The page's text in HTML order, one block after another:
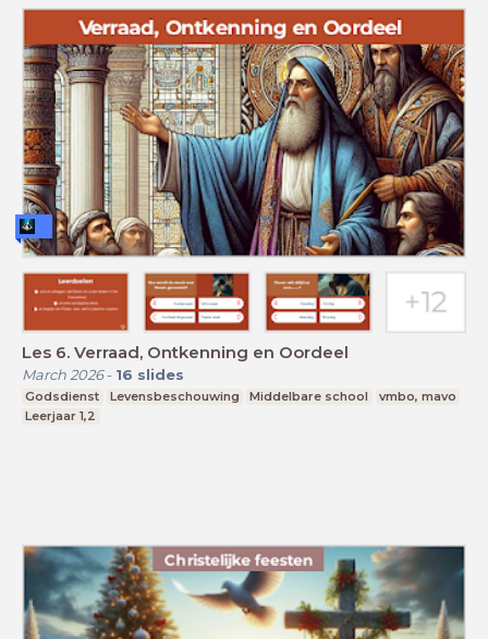
Les 6. Verraad, Ontkenning en Oordeel
March 2026- 16 slides
Godsdienst Levensbeschouwing Middelbare school
vmbo, mavo
Leerjaar 1,2